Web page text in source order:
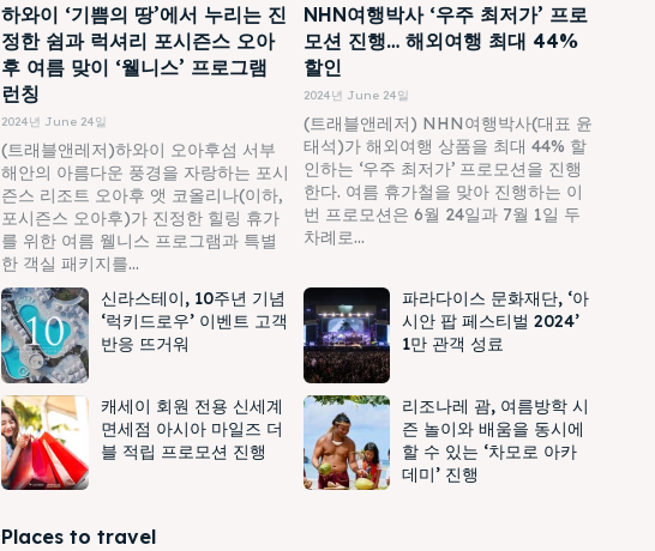
하와이 ‘기쁨의 땅’에서 누리는 진
정한 쉼과 럭셔리 포시즌스 오아
후 여름 맞이 ‘웰니스’ 프로그램
런칭
2024년 June 24일
(트래블앤레저)하와이 오아후섬 서부
해안의 아름다운 풍경을 자랑하는 포시
즌스 리조트 오아후 앳 코올리나(이하,
포시즌스 오아후)가 진정한 힐링 휴가
를 위한 여름 웰니스 프로그램과 특별
한 객실 패키지를...
NHN여행박사 ‘우주 최저가’ 프로
모션 진행… 해외여행 최대 44%
할인
2024년 June 24일
(트래블앤레저) NHN여행박사(대표 윤
태석)가 해외여행 상품을 최대 44% 할
인하는 ‘우주 최저가’ 프로모션을 진행
한다. 여름 휴가철을 맞아 진행하는 이
번 프로모션은 6월 24일과 7월 1일 두
차례로...
신라스테이, 10주년 기념
‘럭키드로우’ 이벤트 고객
반응 뜨거워
파라다이스 문화재단, ‘아
시안 팝 페스티벌 2024’
1만 관객 성료
캐세이 회원 전용 신세계
면세점 아시아 마일즈 더
블 적립 프로모션 진행
리조나레 괌, 여름방학 시
즌 놀이와 배움을 동시에
할 수 있는 ‘차모로 아카
데미’ 진행
Places to travel